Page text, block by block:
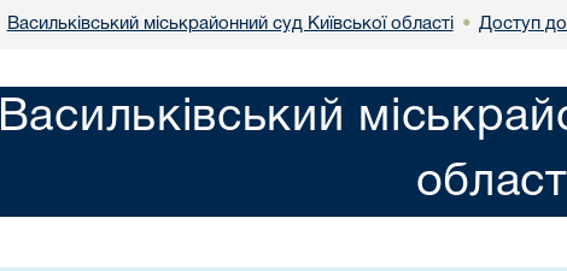
Васильківський міськрайонний суд Київської області • Доступ до
Васильківський